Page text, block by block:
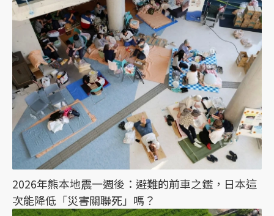
2026年熊本地震一週後：避難的前車之鑑，日本這
次能降低「災害關聯死」嗎？